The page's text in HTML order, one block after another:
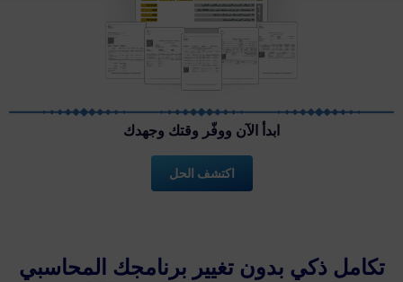
ابدأ الآن ووفّر وقتك وجهدك
اكتشف الحل
تكامل ذكي بدون تغيير برنامجك المحاسبي